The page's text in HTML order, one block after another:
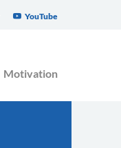
YouTube
Motivation